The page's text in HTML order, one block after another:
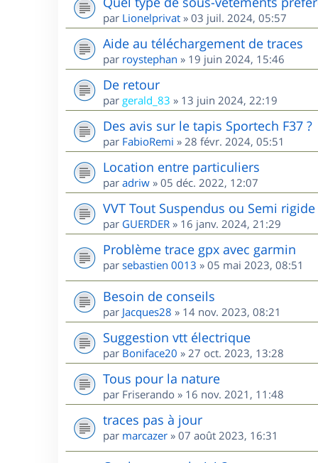
par Lionelprivat » 03 juil. 2024, 05:57
Aide au téléchargement de traces
par roystephan » 19 juin 2024, 15:46
De retour
par gerald_83 » 13 juin 2024, 22:19
Des avis sur le tapis Sportech F37 ?
par FabioRemi » 28 févr. 2024, 05:51
Location entre particuliers
par adriw » 05 déc. 2022, 12:07
VVT Tout Suspendus ou Semi
par GUERDER » 16 janv. 2024, 21:29
Problème trace gpx avec garmin
par sebastien 0013 » 05 mai 2023, 08:51
Besoin de conseils
par Jacques28 » 14 nov. 2023, 08:21
Suggestion vtt électrique
par Boniface20 » 27 oct. 2023, 13:28
Tous pour la nature
par Friserando » 16 nov. 2021, 11:48
traces pas à jour
par marcazer » 07 août 2023, 16:31